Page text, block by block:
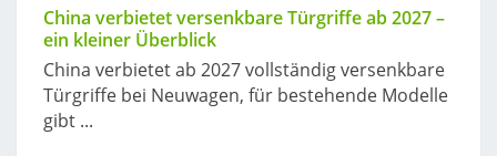
China verbietet versenkbare Türgriffe ab 2027 –
ein kleiner Überblick
China verbietet ab 2027 vollständig versenkbare
Türgriffe bei Neuwagen, für bestehende Modelle
gibt ...